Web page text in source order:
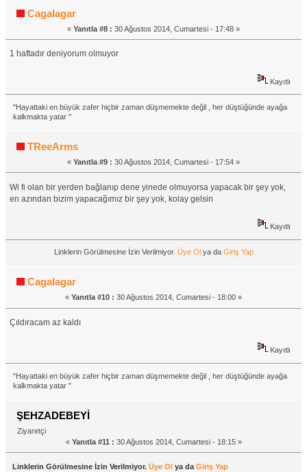
Cagalagar
« Yanıtla #8 : 30 Ağustos 2014, Cumartesi - 17:48 »
1 haftadır deniyorum olmuyor
Kayıtlı
"Hayattaki en büyük zafer hiçbir zaman düşmemekte değil , her düştüğünde ayağa
kalkmakta yatar "
TReeArms
« Yanıtla #9 : 30 Ağustos 2014, Cumartesi - 17:54 »
Wi fi olan bir yerden bağlanıp dene yinede olmuyorsa yapacak bir şey yok,
en azından bizim yapacağımız bir şey yok, kolay gelsin
Kayıtlı
Linklerin Görülmesine İzin Verilmiyor. Üye Ol ya da Giriş Yap
Cagalagar
« Yanıtla #10 : 30 Ağustos 2014, Cumartesi - 18:00 »
Çıldıracam az kaldı
Kayıtlı
"Hayattaki en büyük zafer hiçbir zaman düşmemekte değil , her düştüğünde ayağa
kalkmakta yatar "
ŞEHZADEBEYİ
Ziyaretçi
« Yanıtla #11 : 30 Ağustos 2014, Cumartesi - 18:15 »
Linklerin Görülmesine İzin Verilmiyor. Üye Ol ya daGiriş Yap